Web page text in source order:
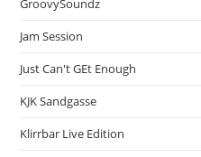
GroovySoundz
Jam Session
Just Can't GEt Enough
KJK Sandgasse
Klirrbar Live Edition